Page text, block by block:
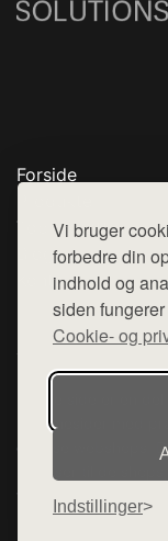
Vi bruger
forbedre din
indhold og
siden
Cookie- og
Indstillinger
Forside
Top Rabatter
Blog
Kontakt
Denne side er en
hjemmesider med
diverse webshops.
henviser til de
varerne på lager.